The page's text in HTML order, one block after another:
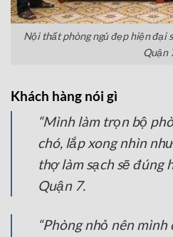
Nội thất phòng ngủ đẹp hiện đại
Quận
Khách hàng nói gì
“Mình làm trọn bộ
chó, lắp xong nhìn
thợ làm sạch sẽ đúng
Quận 7.
“Phòng nhỏ nên